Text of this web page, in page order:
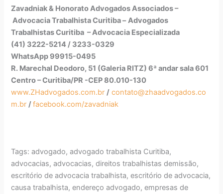
Zavadniak & Honorato Advogados Associados –
Advocacia Trabalhista Curitiba – Advogados
Trabalhistas Curitiba – Advocacia Especializada
(41) 3222-5214 / 3233-0329
WhatsApp 99915-0495
R. Marechal Deodoro, 51 (Galeria RITZ) 6ª andar sala 601
Centro – Curitiba/PR -CEP 80.010-130
www.ZHadvogados.com.br / contato@zhaadvogados.co
m.br /facebook.com/zavadniak
Tags: advogado, advogado trabalhista Curitiba,
advocacias, advocacias, direitos trabalhistas demissão,
escritório de advocacia trabalhista, escritório de advocacia,
causa trabalhista, endereço advogado, empresas de